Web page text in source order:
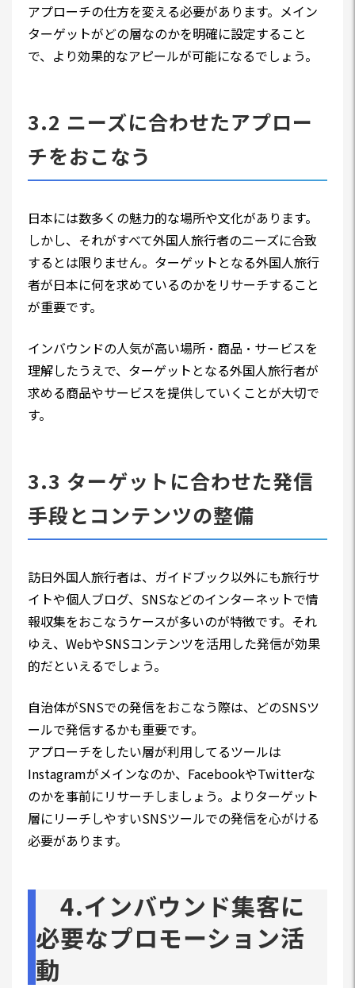
アプローチの仕方を変える必要があります。メイン
ターゲットがどの層なのかを明確に設定すること
で、より効果的なアピールが可能になるでしょう。
3.2 ニーズに合わせたアプロー
チをおこなう
日本には数多くの魅力的な場所や文化があります。
しかし、それがすべて外国人旅行者のニーズに合致
するとは限りません。ターゲットとなる外国人旅行
者が日本に何を求めているのかをリサーチすること
が重要です。
インバウンドの人気が高い場所・商品・サービスを
理解したうえで、ターゲットとなる外国人旅行者が
求める商品やサービスを提供していくことが大切で
す。
3.3 ターゲットに合わせた発信
手段とコンテンツの整備
訪日外国人旅行者は、ガイドブック以外にも旅行サ
イトや個人ブログ、SNSなどのインターネットで情
報収集をおこなうケースが多いのが特徴です。それ
ゆえ、WebやSNSコンテンツを活用した発信が効果
的だといえるでしょう。
自治体がSNSでの発信をおこなう際は、どのSNSツ
ールで発信するかも重要です。
アプローチをしたい層が利用してるツールは
Instagramがメインなのか、FacebookやTwitterな
のかを事前にリサーチしましょう。よりターゲット
層にリーチしやすいSNSツールでの発信を心がける
必要があります。
4.インバウンド集客に
必要なプロモーション活
動